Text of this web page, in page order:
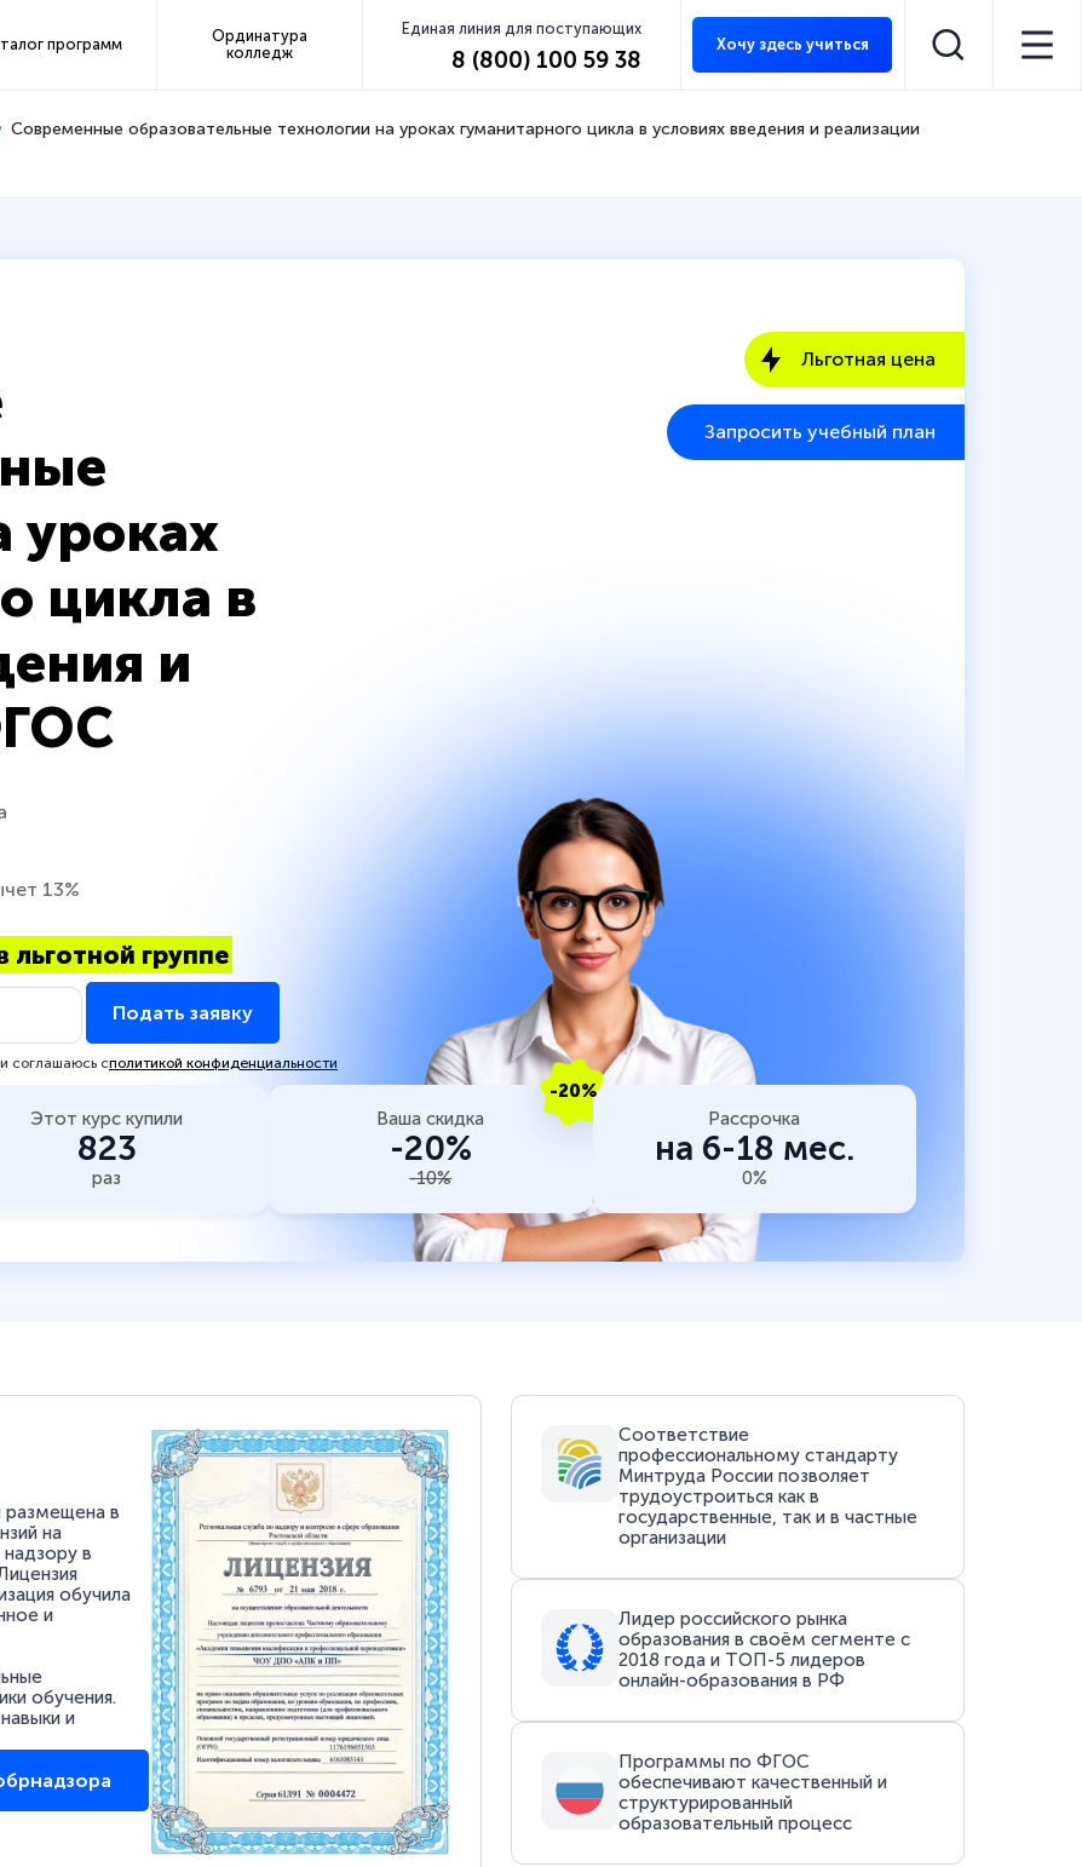
программ
Ординатура
колледж
Единая линия для поступающих
8 (800) 100 59 38
Хочу здесь учиться
Современные образовательные технологии на уроках гуманитарного цикла в условиях введения и реализации
уроках
цикла в
и
13%
льготной группе
Подать заявку
соглашаюсь сполитикой конфиденциальности
Льготная цена
Запросить учебный план
Этот курс купили
823
раз
-20%
Ваша скидка
-20%
-10%
Рассрочка
на 6-18 мес.
0%
размещена в
на
в
обучила
и
обучения.
и
Соответствие
профессиональному стандарту
Минтруда России позволяет
трудоустроиться как в
государственные, так и в частные
организации
Лидер российского рынка
образования в своём сегменте с
2018 года и ТОП-5 лидеров
онлайн-образования в РФ
Программы по ФГОС
обеспечивают качественный и
структурированный
образовательный процесс